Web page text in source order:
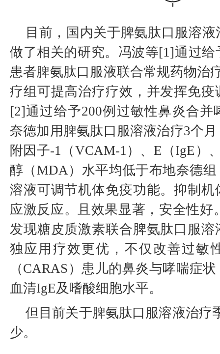
目前，国内关于脾氨肽口服溶
做了相关的研究。冯波等[1]通过给
患者脾氨肽口服液联合常规药物治
疗组可提高治疗疗效，并发挥免疫
[2]通过给予200例过敏性鼻炎合并
奈德加用脾氨肽口服溶液治疗3个
附因子-1（VCAM-1）、E（IgE）
醇（MDA）水平均低于布地奈德
溶液可调节机体免疫功能。抑制机
应激反应。且效果显著，安全性好
发现糖皮质激素联合脾氨肽口服溶
独应用疗效更优，不仅改善过敏
（CARAS）患儿的鼻炎与哮喘症
血清IgE及嗜酸细胞水平。
但目前关于脾氨肽口服溶液治疗
少。